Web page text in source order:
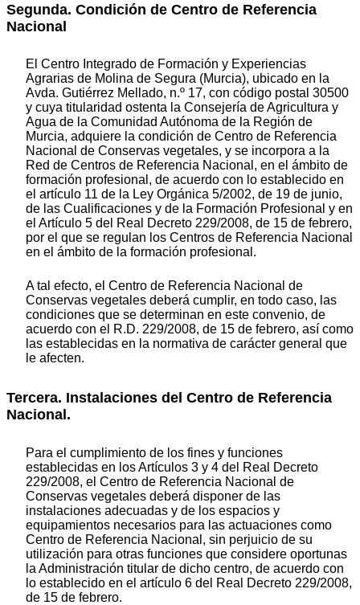
Segunda. Condición de Centro de Referencia
Nacional
El Centro Integrado de Formación y Experiencias
Agrarias de Molina de Segura (Murcia), ubicado en la
Avda. Gutiérrez Mellado, n.º 17, con código postal 30500
y cuya titularidad ostenta la Consejería de Agricultura y
Agua de la Comunidad Autónoma de la Región de
Murcia, adquiere la condición de Centro de Referencia
Nacional de Conservas vegetales, y se incorpora a la
Red de Centros de Referencia Nacional, en el ámbito de
formación profesional, de acuerdo con lo establecido en
el artículo 11 de la Ley Orgánica 5/2002, de 19 de junio,
de las Cualificaciones y de la Formación Profesional y en
el Artículo 5 del Real Decreto 229/2008, de 15 de febrero,
por el que se regulan los Centros de Referencia Nacional
en el ámbito de la formación profesional.
A tal efecto, el Centro de Referencia Nacional de
Conservas vegetales deberá cumplir, en todo caso, las
condiciones que se determinan en este convenio, de
acuerdo con el R.D. 229/2008, de 15 de febrero, así como
las establecidas en la normativa de carácter general que
le afecten.
Tercera. Instalaciones del Centro de Referencia
Nacional.
Para el cumplimiento de los fines y funciones
establecidas en los Artículos 3 y 4 del Real Decreto
229/2008, el Centro de Referencia Nacional de
Conservas vegetales deberá disponer de las
instalaciones adecuadas y de los espacios y
equipamientos necesarios para las actuaciones como
Centro de Referencia Nacional, sin perjuicio de su
utilización para otras funciones que considere oportunas
la Administración titular de dicho centro, de acuerdo con
lo establecido en el artículo 6 del Real Decreto 229/2008,
de 15 de febrero.